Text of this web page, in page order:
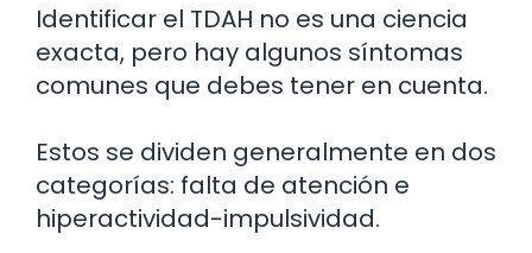
Identificar el TDAH no es una ciencia
exacta, pero hay algunos síntomas
comunes que debes tener en cuenta.
Estos se dividen generalmente en dos
categorías: falta de atención e
hiperactividad-impulsividad.